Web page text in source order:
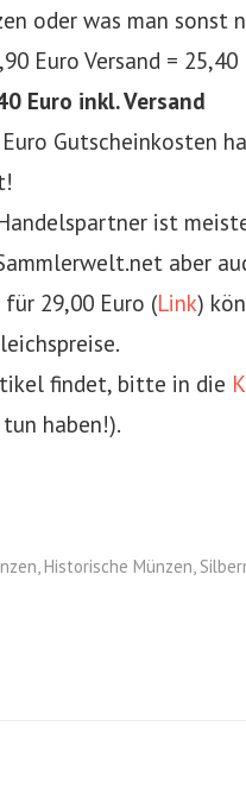
oder was man sonst
Euro Versand = 25,40
Euro inkl. Versand
Gutscheinkosten
ist
aber
29,00 Euro (Link)
findet, bitte in die
haben!).
, Historische Münzen,